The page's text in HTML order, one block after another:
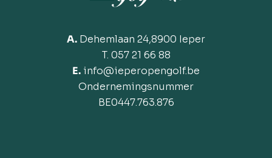
A. Dehemlaan 24,8900 Ieper
T. 057 21 66 88
E. info@ieperopengolf.be
Ondernemingsnummer
BE0447.763.876